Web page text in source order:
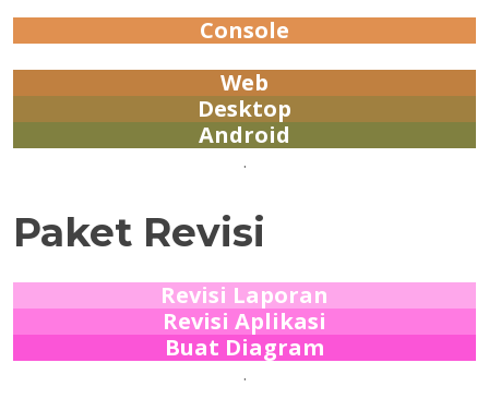
Console
Web
Desktop
Android
.
Paket Revisi
Revisi Laporan
Revisi Aplikasi
Buat Diagram
.